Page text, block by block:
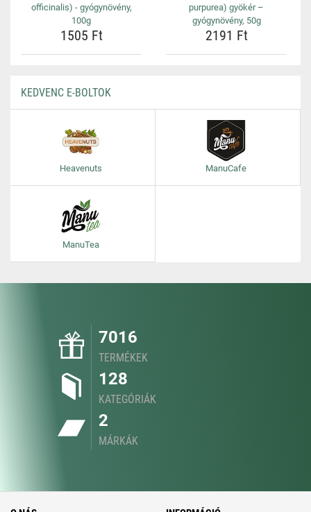
officinalis) - gyógynövény,
100g
1505 Ft
purpurea) gyökér –
gyógynövény, 50g
2191 Ft
KEDVENC E-BOLTOK
Heavenuts ManuCafe
ManuTea
7016
TERMÉKEK
128
KATEGÓRIÁK
2
MÁRKÁK